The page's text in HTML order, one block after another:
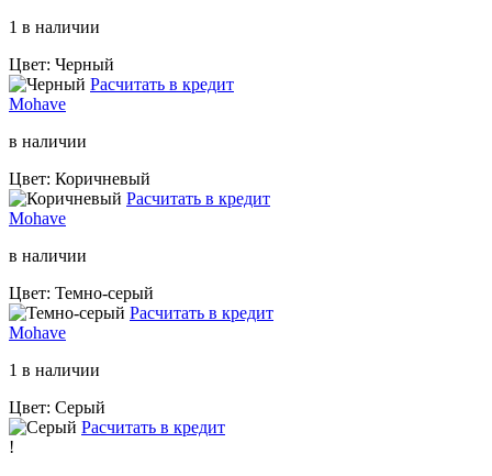
1 в наличии
Цвет: Черный
Расчитать в кредит
Mohave
в наличии
Цвет: Коричневый
Расчитать в кредит
Mohave
в наличии
Цвет: Темно-серый
Расчитать в кредит
Mohave
1 в наличии
Цвет: Серый
Расчитать в кредит
!